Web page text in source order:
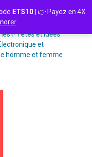
✨ Fêtes et idées
et
homme et femme
ETS10 | 👉 Payez en 4X